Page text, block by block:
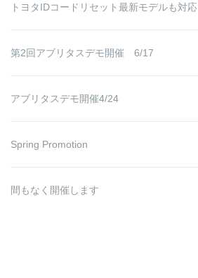
トヨタIDコードリセット最新モデルも対応
第2回アブリタスデモ開催 6/17
アブリタスデモ開催4/24
Spring Promotion
間もなく開催します